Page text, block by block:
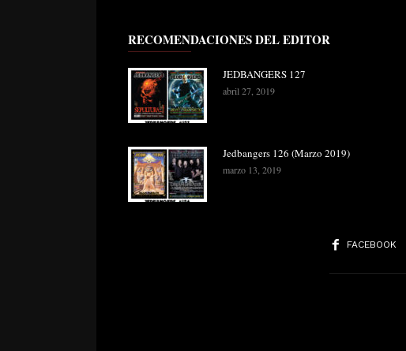
RECOMENDACIONES DEL EDITOR
JEDBANGERS 127
abril 27, 2019
Jedbangers 126 (Marzo 2019)
marzo 13, 2019
FACEBOOK